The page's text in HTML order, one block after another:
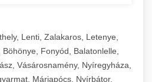
Lenti, Zalakaros, Letenye,
Fonyód, Balatonlelle,
Vásárosnamény, Nyíregyháza,
Máriapócs, Nyírbátor,